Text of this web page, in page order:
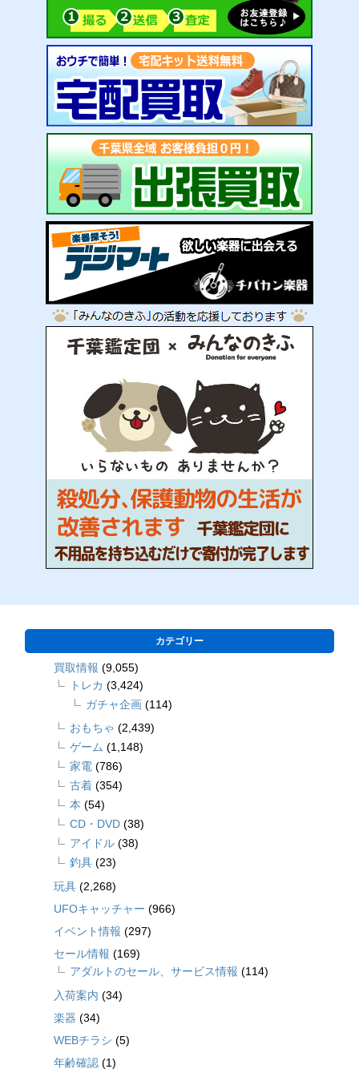
カテゴリー
買取情報 (9,055)
トレカ (3,424)
ガチャ企画 (114)
おもちゃ (2,439)
ゲーム (1,148)
家電 (786)
古着 (354)
本 (54)
CD・DVD (38)
アイドル (38)
釣具 (23)
玩具 (2,268)
UFOキャッチャー (966)
イベント情報 (297)
セール情報 (169)
アダルトのセール、サービス情報 (114)
入荷案内 (34)
楽器 (34)
WEBチラシ (5)
年齢確認 (1)